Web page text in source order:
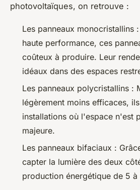
photovoltaïques, on retrouve :
Les panneaux monocristallins
haute performance, ces
coûteux à produire. Leur
idéaux dans des espaces
Les panneaux polycristallins :
légèrement moins efficaces,
installations où l'espace n'est
majeure.
Les panneaux bifaciaux :
capter la lumière des deux
production énergétique de 5 à